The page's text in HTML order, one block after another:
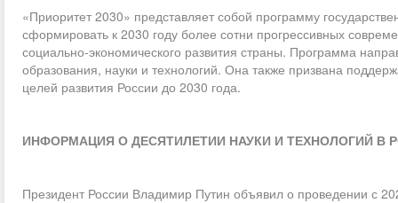
«Приоритет 2030» представляет собой программу
сформировать к 2030 году более сотни прогрессивных
социально-экономического развития страны. Программа
образования, науки и технологий. Она также призвана
целей развития России до 2030 года.
ИНФОРМАЦИЯ О ДЕСЯТИЛЕТИИ НАУКИ И ТЕХНОЛОГИЙ В
Президент России Владимир Путин объявил о проведении с